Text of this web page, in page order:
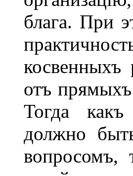
блага. При
косвенныхъ
отъ
Тогда
должно
вопросомъ,